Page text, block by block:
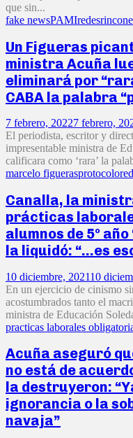
que sin...
fake newsPAMIredes
Un Figueras
ministra Acuña
eliminará por
CABA la palabra
7 febrero, 20227 febrero,
El periodista, escritor y
impresentable ministra de
calificara como ‘rara’ la
marcelo figuerasprotocolo
Canalla, la
prácticas
alumnos de 5º
la liquidó: “…es
10 diciembre, 202110
En un ejercicio de cinismo
acostumbrados tanto el
ministra de Educación
practicas laborales
Acuña aseguró
no está de
la destruyeron:
ignorancia o la
navaja”